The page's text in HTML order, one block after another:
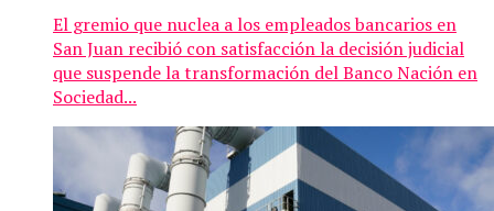
El gremio que nuclea a los empleados bancarios en
San Juan recibió con satisfacción la decisión judicial
que suspende la transformación del Banco Nación en
Sociedad...